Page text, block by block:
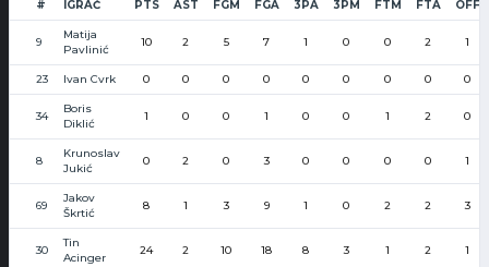
# IGRAČ PTS AST FGM FGA 3PA 3PM FTM FTA OFF
9
Matija
Pavlinić
10 2 5 7 1 0 0 2 1
23 Ivan Cvrk 0 0 0 0 0 0 0 0 0
34
Boris
Diklić
1 0 0 1 0 0 1 2 0
8
Krunoslav
Jukić
0 2 0 3 0 0 0 0 1
69
Jakov
Škrtić
8 1 3 9 1 0 2 2 3
30
Tin
Acinger
24 2 10 18 8 3 1 2 1